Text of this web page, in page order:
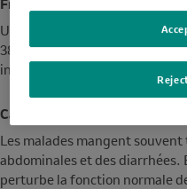
Fièvre
Une fièvre désigne une
38 °C. Il s'agit habituellement
inflammatoire dans l'organisme.
Carences et perte de poids
Les malades mangent
abdominales et des
perturbe la fonction normale